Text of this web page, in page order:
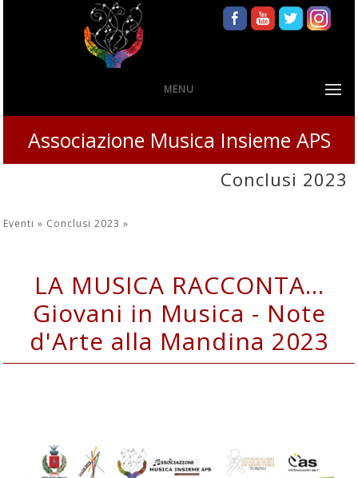
MENU
Associazione Musica Insieme APS
Conclusi 2023
Eventi » Conclusi 2023»
LA MUSICA RACCONTA...
Giovani in Musica - Note
d'Arte alla Mandina 2023